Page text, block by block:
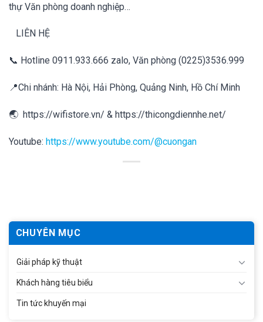
thự Văn phòng doanh nghiệp…
LIÊN HỆ
📞 Hotline 0911.933.666 zalo, Văn phòng (0225)3536.999
📍Chi nhánh: Hà Nội, Hải Phòng, Quảng Ninh, Hồ Chí Minh
🌏 https://wifistore.vn/ & https://thicongdiennhe.net/
Youtube: https://www.youtube.com/@cuongan
CHUYÊN MỤC
Giải pháp kỹ thuật
Khách hàng tiêu biểu
Tin tức khuyến mại